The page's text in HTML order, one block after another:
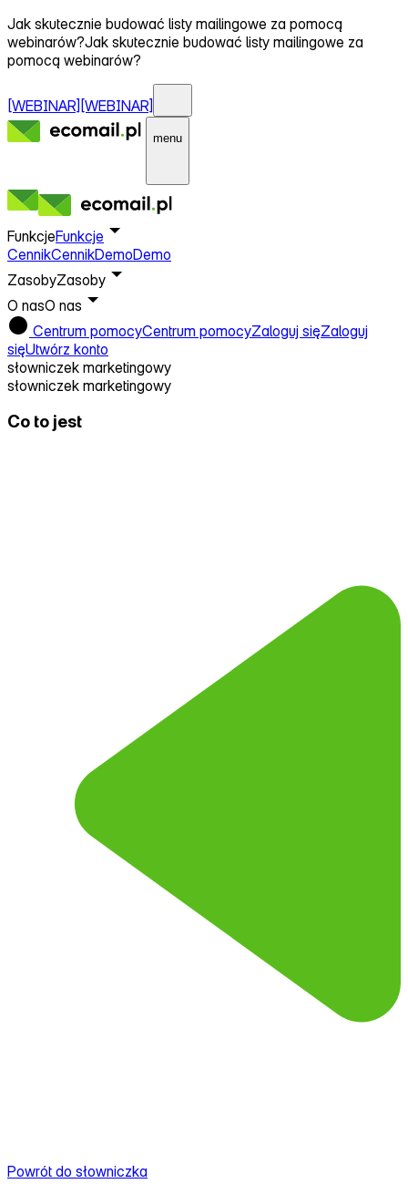
Jak skutecznie budować listy mailingowe za pomocą
webinarów?Jak skutecznie budować listy mailingowe za
pomocą webinarów?
[WEBINAR] [WEBINAR]
menu
FunkcjeFunkcje
CennikCennikDemoDemo
ZasobyZasoby
O nasO nas
Centrum pomocyCentrum pomocyZaloguj sięZaloguj
sięUtwórz konto
słowniczek marketingowy
słowniczek marketingowy
Co to jest
Powrót do słowniczka